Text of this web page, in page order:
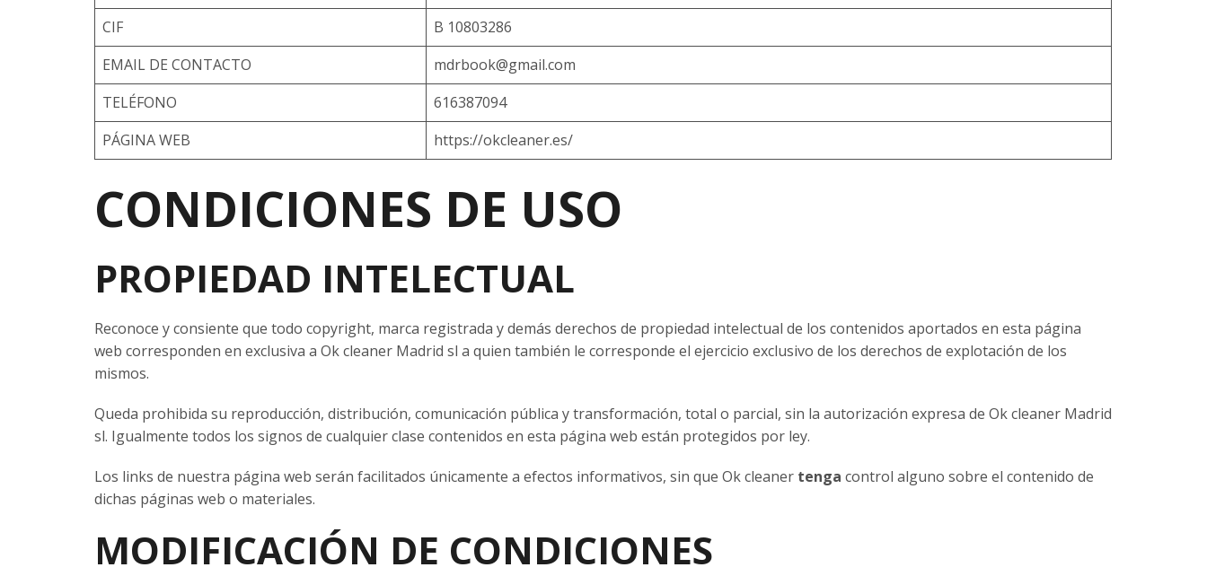
CIF
B 10803286
EMAIL DE CONTACTO
mdrbook@gmail.com
TELÉFONO
616387094
PÁGINA WEB
https://okcleaner.es/
CONDICIONES DE USO
PROPIEDAD INTELECTUAL
Reconoce y consiente que todo copyright, marca registrada y demás derechos de propiedad intelectual de los contenidos aportados en esta página
web corresponden en exclusiva a Ok cleaner Madrid sl a quien también le corresponde el ejercicio exclusivo de los derechos de explotación de los
mismos.
Queda prohibida su reproducción, distribución, comunicación pública y transformación, total o parcial, sin la autorización expresa de Ok cleaner Madrid
sl. Igualmente todos los signos de cualquier clase contenidos en esta página web están protegidos por ley.
Los links de nuestra página web serán facilitados únicamente a efectos informativos, sin que Ok cleaner tengacontrol alguno sobre el contenido de
dichas páginas web o materiales.
MODIFICACIÓN DE CONDICIONES